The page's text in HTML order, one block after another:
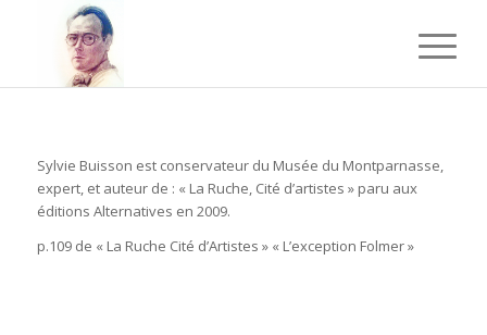
Sylvie Buisson est conservateur du Musée du Montparnasse,
expert, et auteur de : « La Ruche, Cité d’artistes » paru aux
éditions Alternatives en 2009.
p.109 de « La Ruche Cité d’Artistes » « L’exception Folmer »